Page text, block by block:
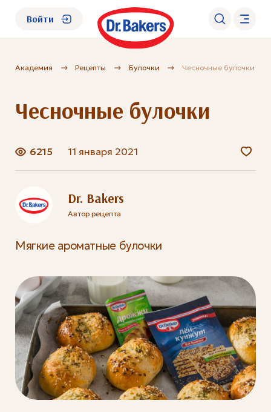
О нас
Каталог
Академия
Войти
Академия Рецепты Булочки Чесночные булочки
Чесночные булочки
6215 11 января 2021
Dr. Bakers
Автор рецепта
Мягкие ароматные булочки